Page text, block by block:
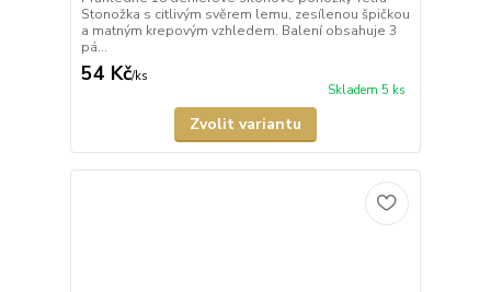
Stonožka s citlivým svěrem lemu, zesílenou špičkou
a matným krepovým vzhledem. Balení obsahuje 3
pá...
54 Kč/ks
Skladem 5 ks
Zvolit variantu